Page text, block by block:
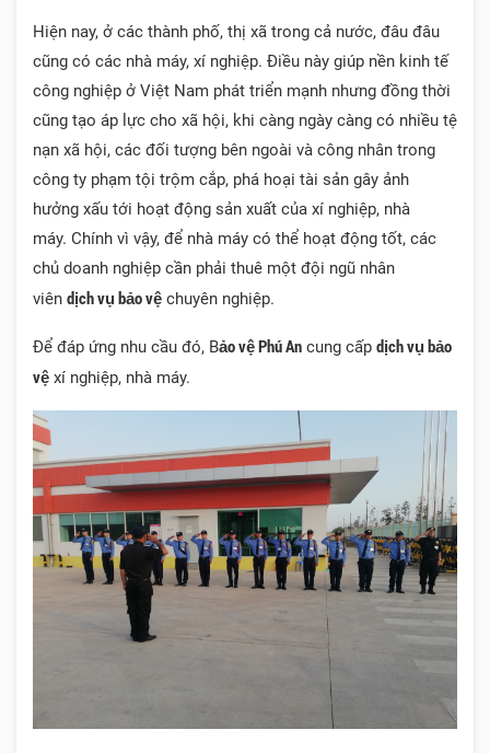
Hiện nay, ở các thành phố, thị xã trong cả nước, đâu đâu
cũng có các nhà máy, xí nghiệp. Điều này giúp nền kinh tế
công nghiệp ở Việt Nam phát triển mạnh nhưng đồng thời
cũng tạo áp lực cho xã hội, khi càng ngày càng có nhiều tệ
nạn xã hội, các đối tượng bên ngoài và công nhân trong
công ty phạm tội trộm cắp, phá hoại tài sản gây ảnh
hưởng xấu tới hoạt động sản xuất của xí nghiệp, nhà
máy. Chính vì vậy, để nhà máy có thể hoạt động tốt, các
chủ doanh nghiệp cần phải thuê một đội ngũ nhân
viên dịch vụ bảo vệ chuyên nghiệp.
Để đáp ứng nhu cầu đó, Bảo vệ Phú An cung cấp dịch vụ bảo
vệ xí nghiệp, nhà máy.